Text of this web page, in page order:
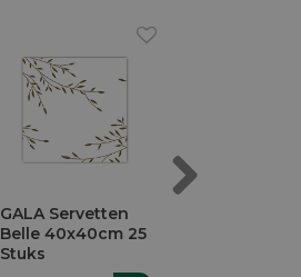
GALA Servetten
Belle 40x40cm 25
Stuks